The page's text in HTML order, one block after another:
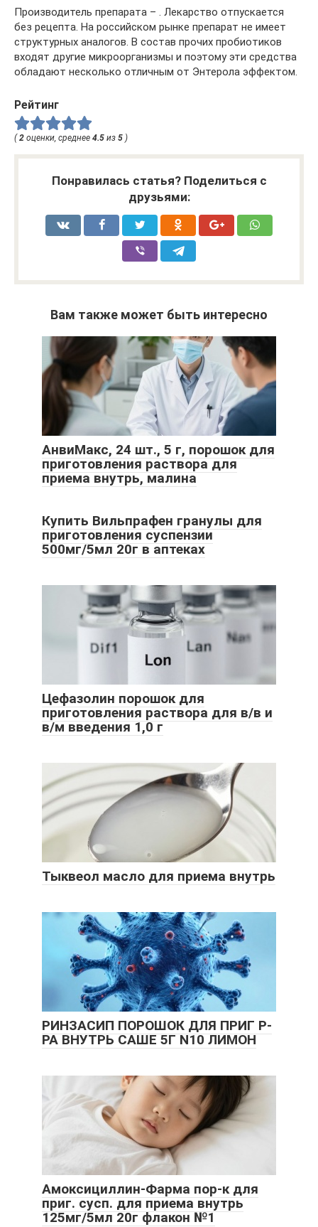
Производитель препарата – . Лекарство отпускается
без рецепта. На российском рынке препарат не имеет
структурных аналогов. В состав прочих пробиотиков
входят другие микроорганизмы и поэтому эти средства
обладают несколько отличным от Энтерола эффектом.
Рейтинг
( 2 оценки, среднее 4.5 из 5 )
Понравилась статья? Поделиться с
друзьями:
Вам также может быть интересно
АнвиМакс, 24 шт., 5 г, порошок для
приготовления раствора для
приема внутрь, малина
Купить Вильпрафен гранулы для
приготовления суспензии
500мг/5мл 20г в аптеках
Цефазолин порошок для
приготовления раствора для в/в и
в/м введения 1,0 г
Тыквеол масло для приема внутрь
РИНЗАСИП ПОРОШОК ДЛЯ ПРИГ Р-
РА ВНУТРЬ САШЕ 5Г N10 ЛИМОН
Амоксициллин-Фарма пор-к для
приг. сусп. для приема внутрь
125мг/5мл 20г флакон №1